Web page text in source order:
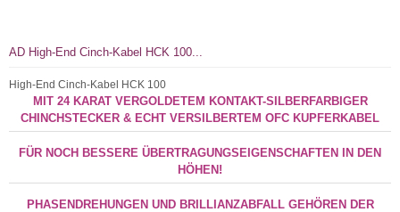
AD High-End Cinch-Kabel HCK 100...
High-End Cinch-Kabel HCK 100
MIT 24 KARAT VERGOLDETEM KONTAKT-SILBERFARBIGER
CHINCHSTECKER & ECHT VERSILBERTEM OFC KUPFERKABEL
FÜR NOCH BESSERE ÜBERTRAGUNGSEIGENSCHAFTEN IN DEN
HÖHEN!
PHASENDREHUNGEN UND BRILLIANZABFALL GEHÖREN DER